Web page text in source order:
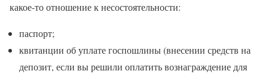
какое-то отношение к несостоятельности:
паспорт;
квитанции об уплате госпошлины (внесении средств на
депозит, если вы решили оплатить вознаграждение для